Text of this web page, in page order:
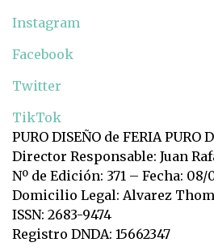
Instagram
Facebook
Twitter
TikTok
PURO DISEÑO de FERIA PURO
Director Responsable: Juan
Nº de Edición: 371 – Fecha: 08/
Domicilio Legal: Alvarez
ISSN: 2683-9474
Registro DNDA: 15662347